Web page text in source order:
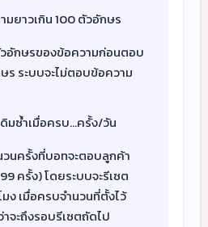
มยาวเกิน 100 ตัวอักษร
อักษรของข้อความก่อนตอบ
ร ระบบจะไม่ตอบข้อความ
มซ้ำเมื่อครบ…ครั้ง/วัน
นครั้งที่บอทจะตอบลูกค้า
ครั้ง) โดยระบบจะรีเซต
ง เมื่อครบจำนวนที่ตั้งไว้
จะถึงรอบรีเซตถัดไป